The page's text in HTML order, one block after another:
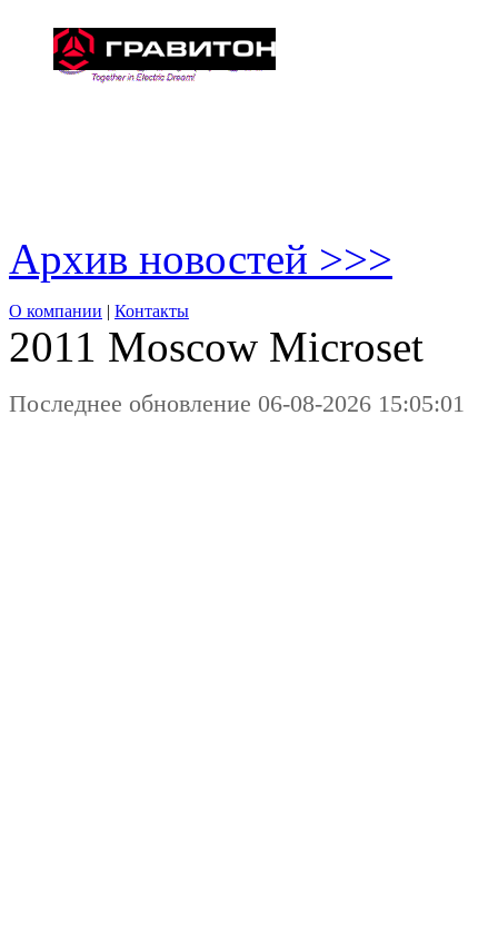
Архив новостей >>>
О компании | Контакты
2011 Moscow Microset
Последнее обновление 06-08-2026 15:05:01